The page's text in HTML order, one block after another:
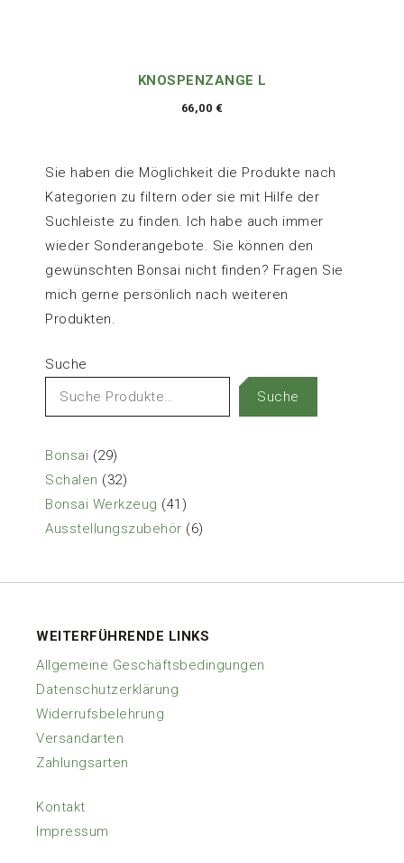
KNOSPENZANGE L
66,00 €
Sie haben die Möglichkeit die Produkte nach
Kategorien zu filtern oder sie mit Hilfe der
Suchleiste zu finden. Ich habe auch immer
wieder Sonderangebote. Sie können den
gewünschten Bonsai nicht finden? Fragen Sie
mich gerne persönlich nach weiteren
Produkten.
Suche
Suche
Bonsai 2929
Produkte
Schalen 3232
Produkte
Bonsai Werkzeug 41 41
Produkte
Ausstellungszubehör 66
WEITERFÜHRENDE LINKS
Allgemeine Geschäftsbedingungen
Datenschutzerklärung
Widerrufsbelehrung
Versandarten
Zahlungsarten
Kontakt
Impressum